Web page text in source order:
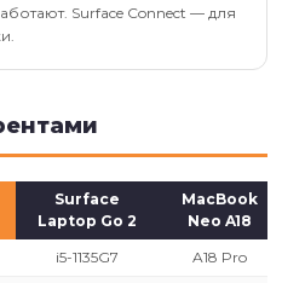
Surface Connect — для
Surface
Laptop Go 2
MacBook
Neo A18
i5-1135G7 A18 Pro